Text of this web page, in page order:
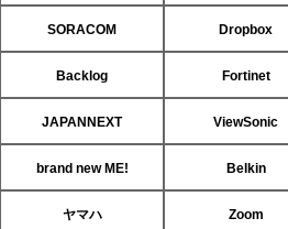
SORACOM Dropbox
Backlog Fortinet
JAPANNEXT ViewSonic
brand new ME! Belkin
ヤマハ Zoom